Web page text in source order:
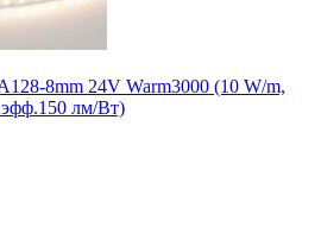
8mm 24V Warm3000 (10 W/m,
лм/Вт)